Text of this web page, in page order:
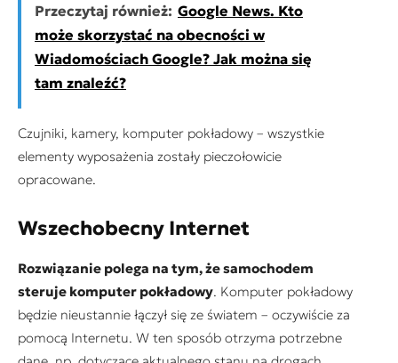
Przeczytaj również: Google News. Kto
może skorzystać na obecności w
Wiadomościach Google? Jak można się
tam znaleźć?
Czujniki, kamery, komputer pokładowy – wszystkie
elementy wyposażenia zostały pieczołowicie
opracowane.
Wszechobecny Internet
Rozwiązanie polega na tym, że samochodem
steruje komputer pokładowy. Komputer pokładowy
będzie nieustannie łączył się ze światem – oczywiście za
pomocą Internetu. W ten sposób otrzyma potrzebne